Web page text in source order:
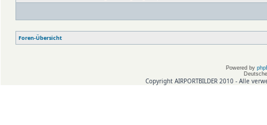
Foren-Übersicht
Powered by
Copyright AIRPORTBILDER 2010 - Alle